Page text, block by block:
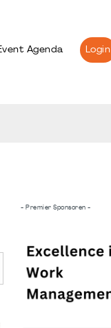
Agenda Login
- Premier Sponsoren -